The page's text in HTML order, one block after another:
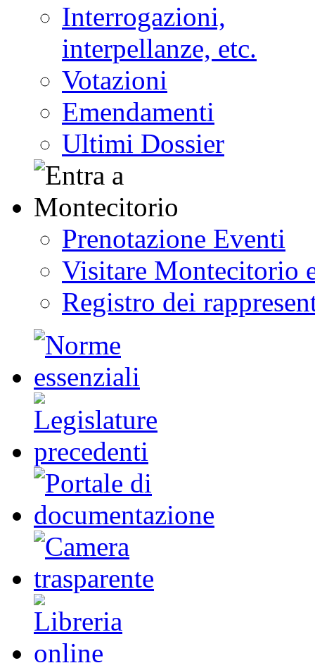
Interrogazioni,
interpellanze, etc.
Votazioni
Emendamenti
Ultimi Dossier
Prenotazione Eventi
Visitare Montecitorio
Registro dei